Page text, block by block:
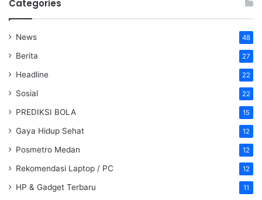
Categories
News 48
Berita 27
Headline 22
Sosial 22
PREDIKSI BOLA 15
Gaya Hidup Sehat 12
Posmetro Medan 12
Rekomendasi Laptop / PC 12
HP & Gadget Terbaru 11